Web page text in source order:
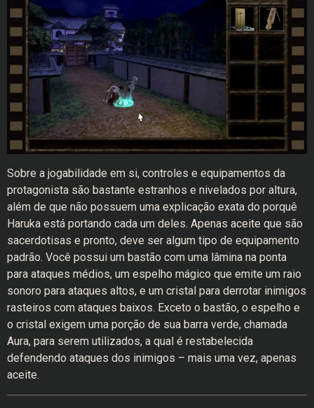
Sobre a jogabilidade em si, controles e equipamentos da
protagonista são bastante estranhos e nivelados por altura,
além de que não possuem uma explicação exata do porquê
Haruka está portando cada um deles. Apenas aceite que são
sacerdotisas e pronto, deve ser algum tipo de equipamento
padrão. Você possui um bastão com uma lâmina na ponta
para ataques médios, um espelho mágico que emite um raio
sonoro para ataques altos, e um cristal para derrotar inimigos
rasteiros com ataques baixos. Exceto o bastão, o espelho e
o cristal exigem uma porção de sua barra verde, chamada
Aura, para serem utilizados, a qual é restabelecida
defendendo ataques dos inimigos – mais uma vez, apenas
aceite.